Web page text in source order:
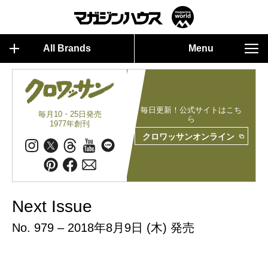
All Brands Menu
毎月10・25日発売
1977年創刊
毎日更新！公式サイトはこち
ら
クロワッサンオンライン
Next Issue
No. 979 – 2018年8月9日 (木) 発売